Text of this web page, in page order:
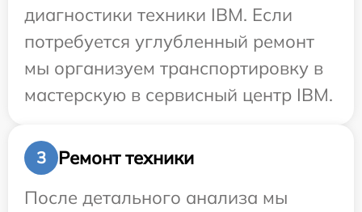
диагностики техники IBM. Если
потребуется углубленный ремонт
мы организуем транспортировку в
мастерскую в сервисный центр IBM.
3
Ремонт техники
После детального анализа мы